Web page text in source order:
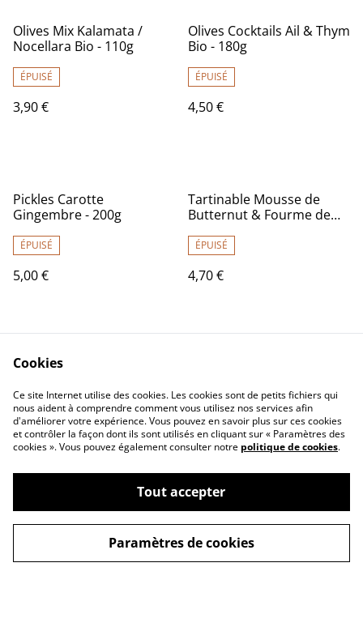
Olives Mix Kalamata /
Nocellara Bio - 110g
ÉPUISÉ
3,90 €
Olives Cocktails Ail & Thym
Bio - 180g
ÉPUISÉ
4,50 €
Pickles Carotte
Gingembre - 200g
ÉPUISÉ
5,00 €
Tartinable Mousse de
Butternut & Fourme de
100g
ÉPUISÉ
4,70 €
Contactez-nous
Mentions légales
Conditions générales
de vente
Politique de
confidentialité
Politique de cookies
Cookies
Ce site Internet utilise des cookies. Les cookies sont de petits fichiers qui
nous aident à comprendre comment vous utilisez nos services afin
d'améliorer votre expérience. Vous pouvez en savoir plus sur ces cookies
et contrôler la façon dont ils sont utilisés en cliquant sur « Paramètres des
cookies ». Vous pouvez également consulter notre politique de cookies.
Tout accepter
Paramètres de cookies